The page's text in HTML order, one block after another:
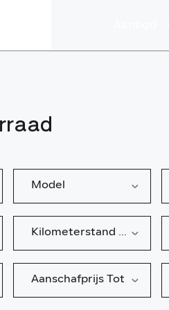
Model
Kilometerstand tot
Aanschafprijs Tot